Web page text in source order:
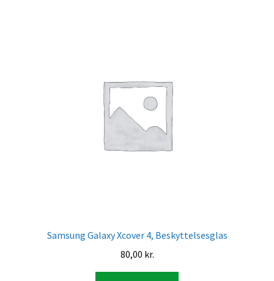
Samsung Galaxy Xcover 4, Beskyttelsesglas
80,00 kr.